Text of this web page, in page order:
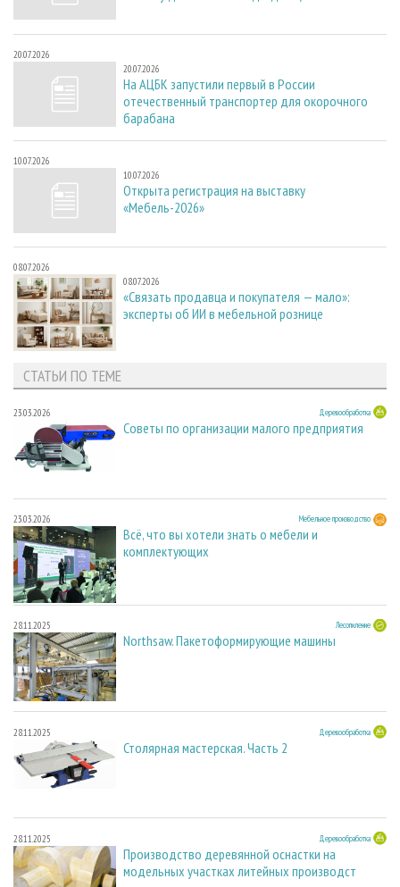
20.07.2026
20.07.2026
На АЦБК запустили первый в России
отечественный транспортер для окорочного
барабана
10.07.2026
10.07.2026
Открыта регистрация на выставку
«Мебель-2026»
08.07.2026
08.07.2026
«Связать продавца и покупателя — мало»:
эксперты об ИИ в мебельной рознице
СТАТЬИ ПО ТЕМЕ
23.03.2026 Деревообработка
Советы по организации малого предприятия
23.03.2026 Мебельное производство
Всё, что вы хотели знать о мебели и
комплектующих
28.11.2025 Лесопиление
Northsaw. Пакетоформирующие машины
28.11.2025 Деревообработка
Столярная мастерская. Часть 2
28.11.2025 Деревообработка
Производство деревянной оснастки на
модельных участках литейных производст